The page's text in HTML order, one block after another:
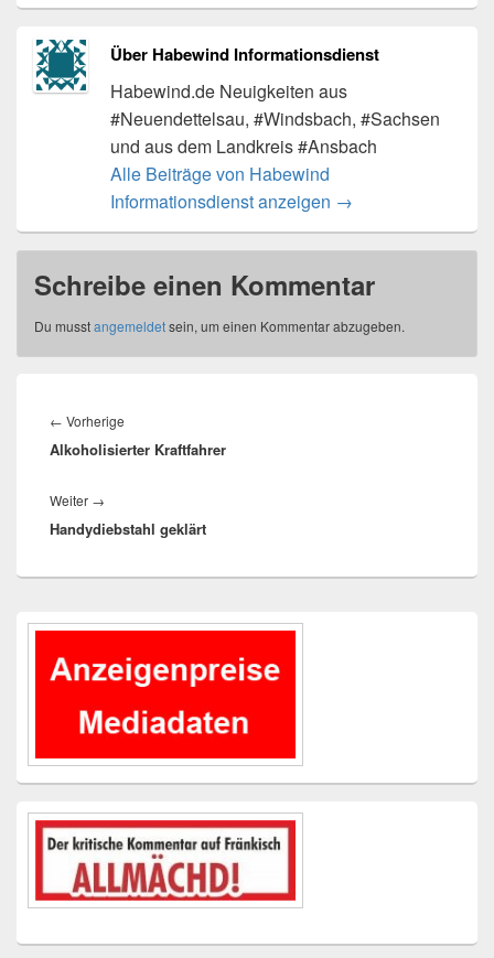
Über Habewind Informationsdienst
Habewind.de Neuigkeiten aus
#Neuendettelsau, #Windsbach, #Sachsen
und aus dem Landkreis #Ansbach
Alle Beiträge von Habewind
Informationsdienst anzeigen →
Schreibe einen Kommentar
Du musstangemeldetsein, um einen Kommentar abzugeben.
← Vorherige
Beitrag:
Alkoholisierter Kraftfahrer
Weiter →
Beitrag:
Handydiebstahl geklärt
Primärer
Widgetbereich